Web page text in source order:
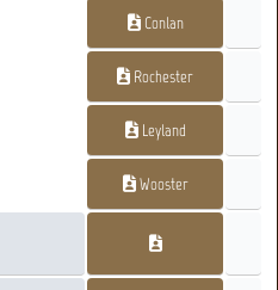
Conlan
Rochester
Leyland
Wooster